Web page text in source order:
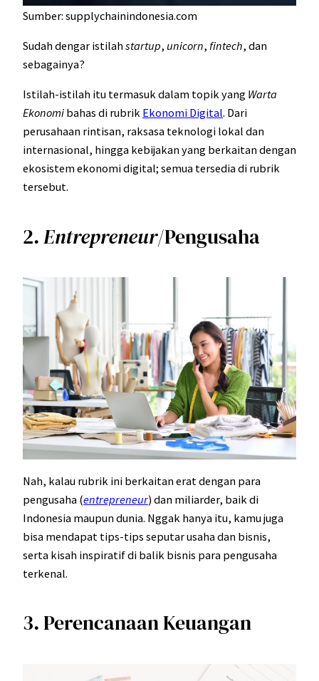
Sumber: supplychainindonesia.com
Sudah dengar istilahstartup, unicorn, fintech, dan
sebagainya?
Istilah-istilah itu termasuk dalam topik yang Warta
Ekonomi bahas di rubrik Ekonomi Digital. Dari
perusahaan rintisan, raksasa teknologi lokal dan
internasional, hingga kebijakan yang berkaitan dengan
ekosistem ekonomi digital; semua tersedia di rubrik
tersebut.
2.Entrepreneur/Pengusaha
Nah, kalau rubrik ini berkaitan erat dengan para
pengusaha (entrepreneur) dan miliarder, baik di
Indonesia maupun dunia. Nggak hanya itu, kamu juga
bisa mendapat tips-tips seputar usaha dan bisnis,
serta kisah inspiratif di balik bisnis para pengusaha
terkenal.
3. Perencanaan Keuangan